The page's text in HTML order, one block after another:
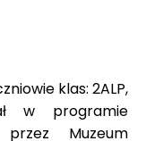
klas: 2ALP,
w programie
przez Muzeum